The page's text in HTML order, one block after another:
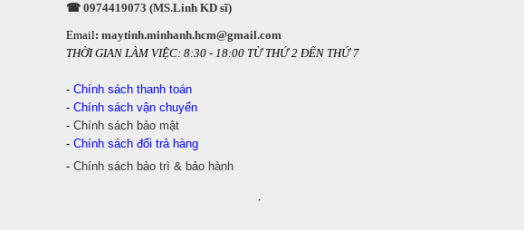
☎ 0974419073 (MS.Linh KD sĩ)
Email: maytinh.minhanh.hcm@gmail.com
THỜI GIAN LÀM VIỆC: 8:30 - 18:00 TỪ THỨ 2 ĐẾN THỨ 7
- Chính sách thanh toán
- Chính sách vận chuyển
- Chính sách bảo mật
- Chính sách đổi trả hàng
- Chính sách bảo trì & bảo hành